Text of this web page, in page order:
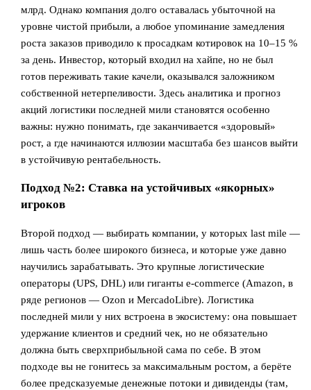
млрд. Однако компания долго оставалась убыточной на
уровне чистой прибыли, а любое упоминание замедления
роста заказов приводило к просадкам котировок на 10–15 %
за день. Инвестор, который входил на хайпе, но не был
готов переживать такие качели, оказывался заложником
собственной нетерпеливости. Здесь аналитика и прогноз
акций логистики последней мили становятся особенно
важны: нужно понимать, где заканчивается «здоровый»
рост, а где начинаются иллюзии масштаба без шансов выйти
в устойчивую рентабельность.
Подход №2: Ставка на устойчивых «якорных»
игроков
Второй подход — выбирать компании, у которых last mile —
лишь часть более широкого бизнеса, и которые уже давно
научились зарабатывать. Это крупные логистические
операторы (UPS, DHL) или гиганты e‑commerce (Amazon, в
ряде регионов — Ozon и MercadoLibre). Логистика
последней мили у них встроена в экосистему: она повышает
удержание клиентов и средний чек, но не обязательно
должна быть сверхприбыльной сама по себе. В этом
подходе вы не гонитесь за максимальным ростом, а берёте
более предсказуемые денежные потоки и дивиденды (там,